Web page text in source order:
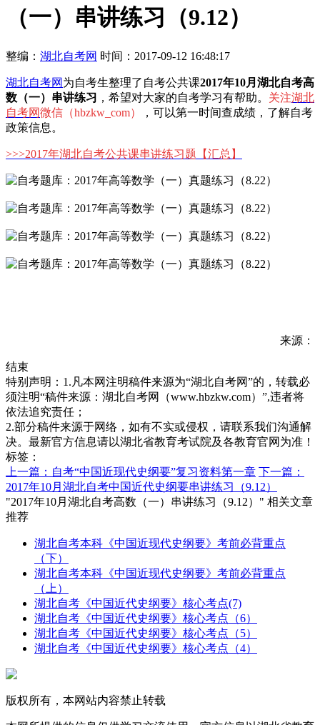
（一）串讲练习（9.12）
整编： 湖北自考网 时间：2017-09-12 16:48:17
湖北自考网 为自考生整理了自考公共课2017年10月湖北自考高
数（一）串讲练习 ，希望对大家的自考学习有帮助。 关注湖北
自考网微信（hbzkw_com）
，可以第一时间查成绩，了解自考
政策信息。
>>>2017年湖北自考公共课串讲练习题 【汇总】
来源：
结束
特别声明：1.凡本网注明稿件来源为“湖北自考网”的，转载必
须注明“稿件来源：湖北自考网（www.hbzkw.com）”,违者将
依法追究责任；
2.部分稿件来源于网络，如有不实或侵权，请联系我们沟通解
决。最新官方信息请以湖北省教育考试院及各教育官网为准！
标签：
上一篇：自考“中国近现代史纲要”复习资料第一章 下一篇：
2017年10月湖北自考中国近代史纲要串讲练习（9.12）
"2017年10月湖北自考高数（一）串讲练习（9.12）" 相关文章
推荐
湖北自考本科《中国近现代史纲要》考前必背重点
（下）
湖北自考本科《中国近现代史纲要》考前必背重点
（上）
湖北自考《中国近代史纲要》核心考点(7)
湖北自考《中国近代史纲要》核心考点（6）
湖北自考《中国近代史纲要》核心考点（5）
湖北自考《中国近代史纲要》核心考点（4）
版权所有，本网站内容禁止转载